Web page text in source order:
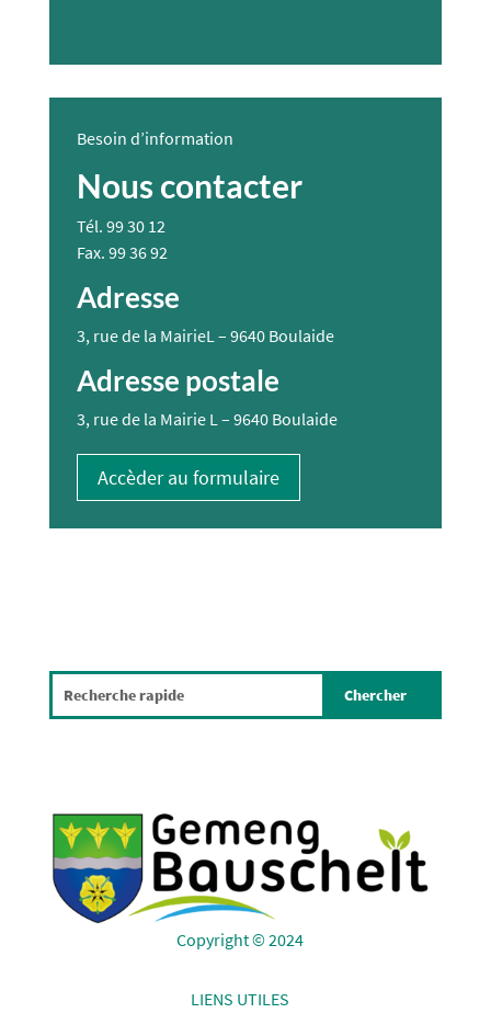
Besoin d’information
Nous contacter
Tél. 99 30 12
Fax. 99 36 92
Adresse
3, rue de la MairieL – 9640 Boulaide
Adresse postale
3, rue de la Mairie L – 9640 Boulaide
Accèder au formulaire
Copyright © 2024
LIENS UTILES